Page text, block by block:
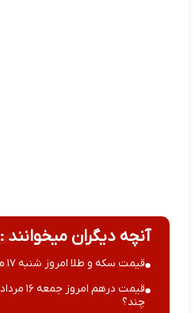
آنچه دیگران میخوانند :
قیمت سکه و طلا امروز شنبه ۱۷ مرداد ۱۴۰۵
چند؟